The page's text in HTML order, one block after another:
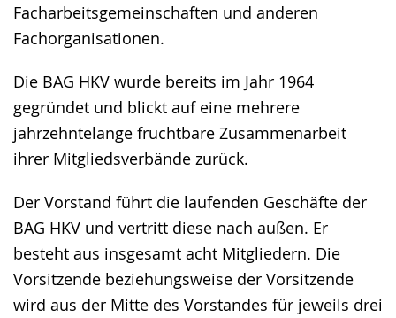
Facharbeitsgemeinschaften und anderen
Fachorganisationen.
Die BAG HKV wurde bereits im Jahr 1964
gegründet und blickt auf eine mehrere
jahrzehntelange fruchtbare Zusammenarbeit
ihrer Mitgliedsverbände zurück.
Der Vorstand führt die laufenden Geschäfte der
BAG HKV und vertritt diese nach außen. Er
besteht aus insgesamt acht Mitgliedern. Die
Vorsitzende beziehungsweise der Vorsitzende
wird aus der Mitte des Vorstandes für jeweils drei